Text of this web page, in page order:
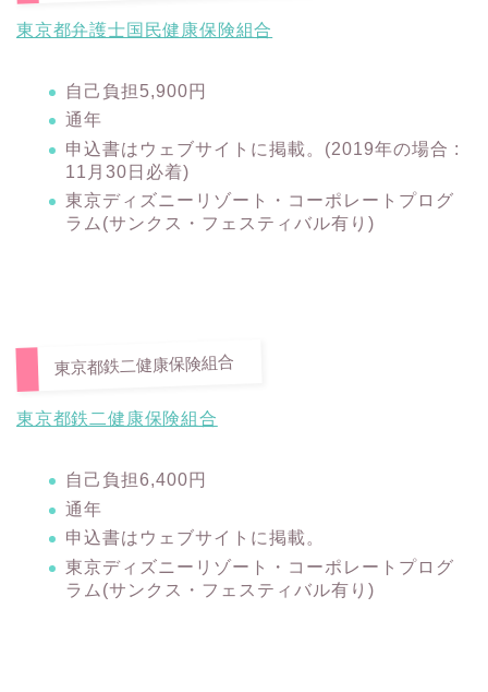
東京都弁護士国民健康保険組合
自己負担5,900円
通年
申込書はウェブサイトに掲載。(2019年の場合 :
11月30日必着)
東京ディズニーリゾート・コーポレートプログ
ラム(サンクス・フェスティバル有り)
東京都鉄二健康保険組合
東京都鉄二健康保険組合
自己負担6,400円
通年
申込書はウェブサイトに掲載。
東京ディズニーリゾート・コーポレートプログ
ラム(サンクス・フェスティバル有り)